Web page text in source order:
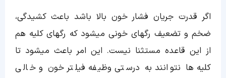
اگر قدرت جریان فشار خون بالا باشد باعث کشیدگی،
ضخم و تضعیف رگهای خونی میشود که رگهای کلیه هم
از این قاعده مستثنا نیست. این امر باعث میشود تا
کلیه ها نتوانند به درستی وظیفه فیلتر خون و خالی